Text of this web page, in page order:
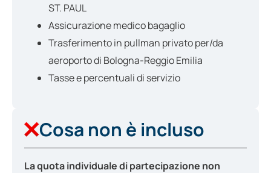
ST. PAUL
Assicurazione medico bagaglio
Trasferimento in pullman privato per/da
aeroporto di Bologna-Reggio Emilia
Tasse e percentuali di servizio
Cosa non è incluso
La quota individuale di partecipazione non